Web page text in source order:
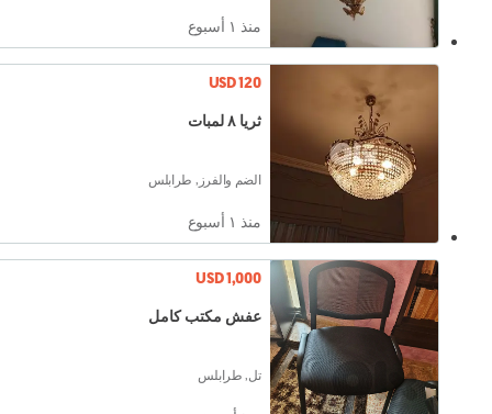
منذ ١ أسبوع
USD 120
ثريا ٨ لمبات
الضم والفرز, طرابلس
منذ ١ أسبوع
USD 1,000
عفش مكتب كامل
تل, طرابلس